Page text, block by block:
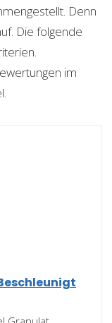
Denn
Die folgende
im